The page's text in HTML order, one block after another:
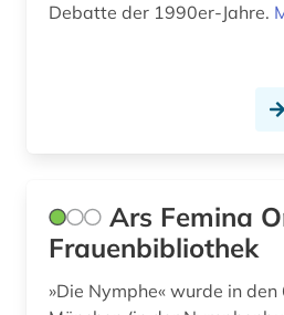
wissenschaft (1)
Debatte der 1990er-Jahre.
Ars Femina
Frauenbibliothek
»Die Nymphe« wurde in den